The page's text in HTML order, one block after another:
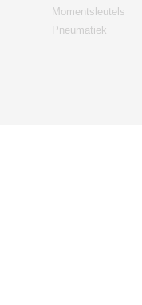
Momentsleutels
Pneumatiek